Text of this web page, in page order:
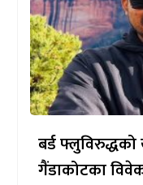
बर्ड
गैंडाकोटका